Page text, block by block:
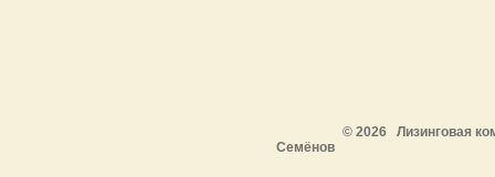
© 2026 Лизинговая
Семёнов